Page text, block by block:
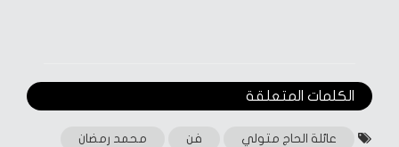
الكلمات المتعلقة‎
عائلة الحاج متولي فن محمد رمضان